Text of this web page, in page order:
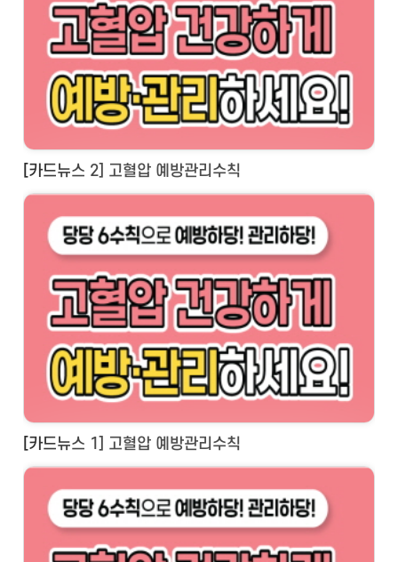
[카드뉴스 2] 고혈압 예방관리수칙
[카드뉴스 1] 고혈압 예방관리수칙